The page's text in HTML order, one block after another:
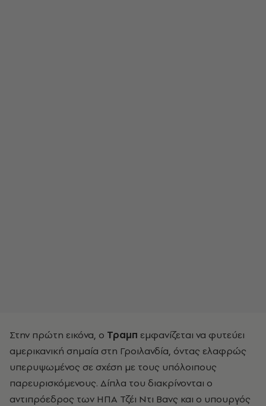
Στην πρώτη εικόνα, ο Τραμπ εμφανίζεται να φυτεύει
αμερικανική σημαία στη Γροιλανδία, όντας ελαφρώς
υπερυψωμένος σε σχέση με τους υπόλοιπους
παρευρισκόμενους. Δίπλα του διακρίνονται ο
αντιπρόεδρος των ΗΠΑ Τζέι Ντι Βανς και ο υπουργός